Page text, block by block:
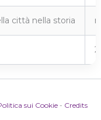
città nella storia
sui Cookie - Credits